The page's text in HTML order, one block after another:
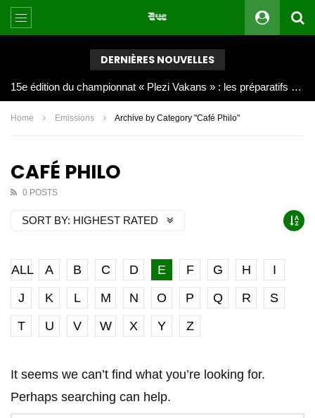
DERNIÈRES NOUVELLES
Joy Clerf Derisier, sur les traces de son père : évangéliser par la musique
Home Emissions Archive by Category "Café Philo"
CAFÉ PHILO
0 POSTS
SORT BY: HIGHEST RATED
ALL A B C D E F G H
I
J
K L M N O P Q R
S
T
U V W X Y Z
It seems we can’t find what you’re looking for.
Perhaps searching can help.